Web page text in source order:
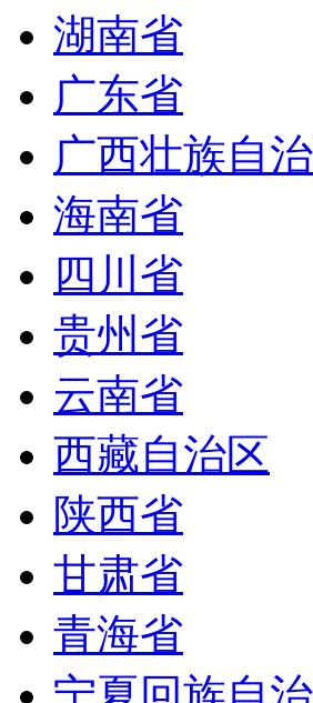
湖南省
广东省
广西壮族自
海南省
四川省
贵州省
云南省
西藏自治区
陕西省
甘肃省
青海省